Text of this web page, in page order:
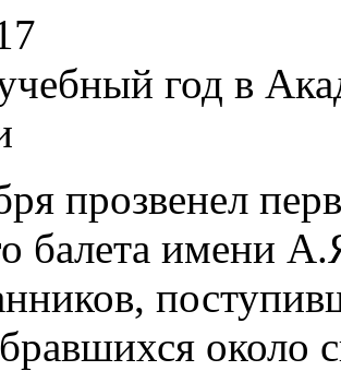
год в
прозвенел
балета имени
около